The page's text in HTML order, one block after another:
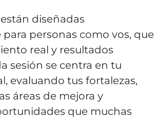
diseñadas
personas como vos, que
real y resultados
sesión se centra en tu
evaluando tus fortalezas,
áreas de mejora y
que muchas